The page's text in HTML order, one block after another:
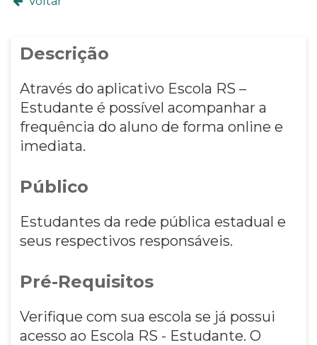
Descrição
Através do aplicativo Escola RS –
Estudante é possível acompanhar a
frequência do aluno de forma online e
imediata.
Público
Estudantes da rede pública estadual e
seus respectivos responsáveis.
Pré-Requisitos
Verifique com sua escola se já possui
acesso ao Escola RS - Estudante. O